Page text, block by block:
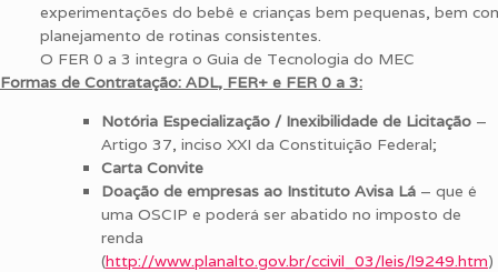
experimentações do bebê e crianças bem pequenas, bem
planejamento de rotinas consistentes.
O FER 0 a 3 integra o Guia de Tecnologia do MEC
Formas de Contratação: ADL, FER+ e FER 0 a 3:
Notória Especialização / Inexibilidade de Licitação –
Artigo 37, inciso XXI da Constituição Federal;
Carta Convite
Doação de empresas ao Instituto Avisa Lá – que é
uma OSCIP e poderá ser abatido no imposto de
renda
(http://www.planalto.gov.br/ccivil_03/leis/l9249.htm)